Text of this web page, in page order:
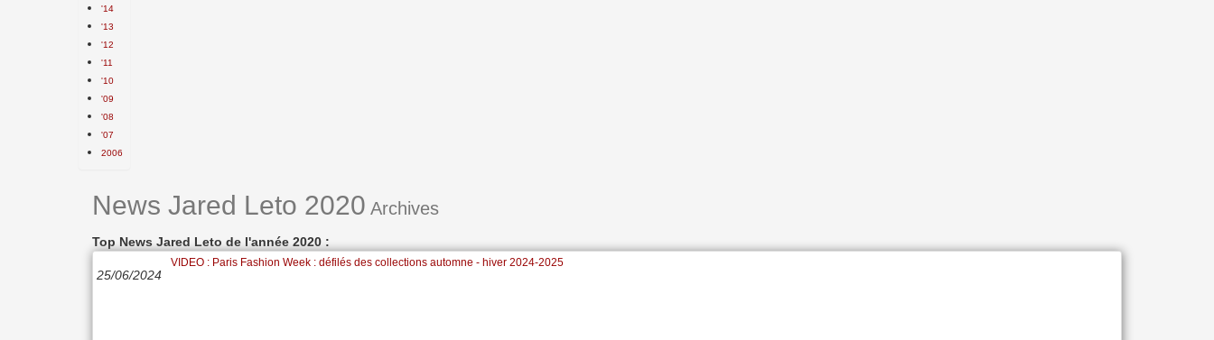
'14
'13
'12
'11
'10
'09
'08
'07
2006
News Jared Leto 2020 Archives
Top News Jared Leto de l'année 2020 :
25/06/2024
VIDEO : Paris Fashion Week : défilés des collections automne - hiver 2024-2025